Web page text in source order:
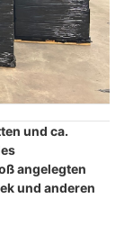
und ca.
angelegten
und anderen